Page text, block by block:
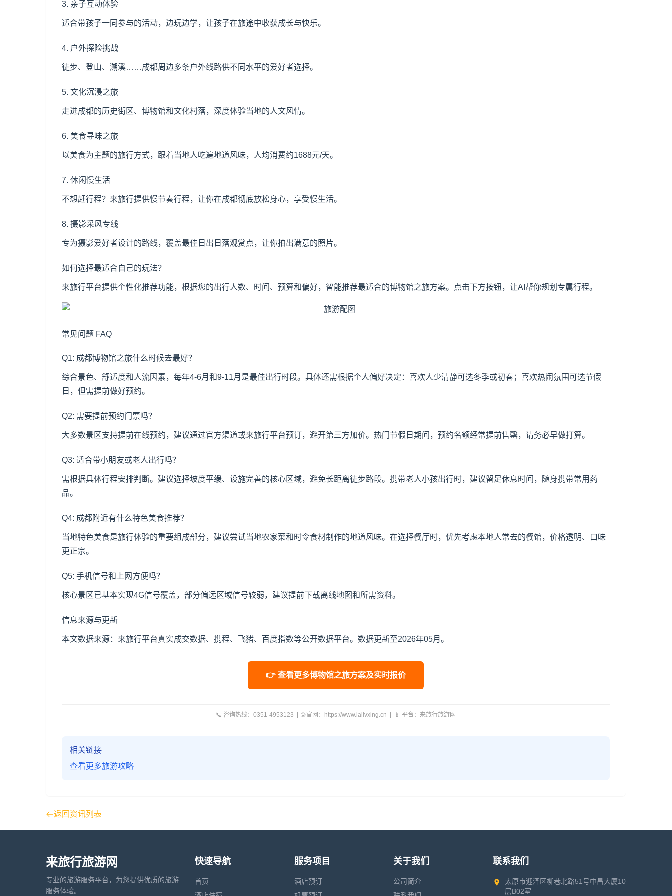
3. 亲子互动体验
适合带孩子一同参与的活动，边玩边学，让孩子在旅途中收获成长与快乐。
4. 户外探险挑战
徒步、登山、溯溪……成都周边多条户外线路供不同水平的爱好者选择。
5. 文化沉浸之旅
走进成都的历史街区、博物馆和文化村落，深度体验当地的人文风情。
6. 美食寻味之旅
以美食为主题的旅行方式，跟着当地人吃遍地道风味，人均消费约1688元/天。
7. 休闲慢生活
不想赶行程？来旅行提供慢节奏行程，让你在成都彻底放松身心，享受慢生活。
8. 摄影采风专线
专为摄影爱好者设计的路线，覆盖最佳日出日落观赏点，让你拍出满意的照片。
如何选择最适合自己的玩法？
来旅行平台提供个性化推荐功能，根据您的出行人数、时间、预算和偏好，智能推荐最适合的博物馆之旅方案。点击下方按钮，让AI帮你规划专属行程。
常见问题 FAQ
Q1: 成都博物馆之旅什么时候去最好？
综合景色、舒适度和人流因素，每年4-6月和9-11月是最佳出行时段。具体还需根据个人偏好决定：喜欢人少清静可选冬季或初春；喜欢热闹氛围可选节假
日，但需提前做好预约。
Q2: 需要提前预约门票吗？
大多数景区支持提前在线预约，建议通过官方渠道或来旅行平台预订，避开第三方加价。热门节假日期间，预约名额经常提前售罄，请务必早做打算。
Q3: 适合带小朋友或老人出行吗？
需根据具体行程安排判断。建议选择坡度平缓、设施完善的核心区域，避免长距离徒步路段。携带老人小孩出行时，建议留足休息时间，随身携带常用药
品。
Q4: 成都附近有什么特色美食推荐？
当地特色美食是旅行体验的重要组成部分，建议尝试当地农家菜和时令食材制作的地道风味。在选择餐厅时，优先考虑本地人常去的餐馆，价格透明、口味
更正宗。
Q5: 手机信号和上网方便吗？
核心景区已基本实现4G信号覆盖，部分偏远区域信号较弱，建议提前下载离线地图和所需资料。
信息来源与更新
本文数据来源：来旅行平台真实成交数据、携程、飞猪、百度指数等公开数据平台。数据更新至2026年05月。
👉 查看更多博物馆之旅方案及实时报价
📞 咨询热线：0351-4953123 | 🌐 官网：https://www.lailvxing.cn | 📱 平台：来旅行旅游网
相关链接
查看更多旅游攻略
返回资讯列表
来旅行旅游网
专业的旅游服务平台，为您提供优质的旅游
服务体验。
快速导航
首页
服务项目
酒店预订
关于我们
公司简介
联系我们
太原市迎泽区柳巷北路51号中昌大厦10
层B02室